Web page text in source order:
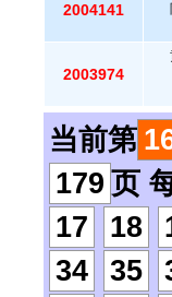
2004141
2003974
当前第
179 页
17
18
34
35